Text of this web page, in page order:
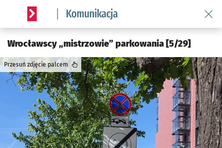
Serwis informacyjny wroclaw.pl podserwis: Komunikacja
Wrocławscy „mistrzowie” parkowania [5/29]
Przesuń zdjęcie palcem